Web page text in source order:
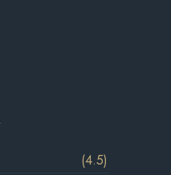
(4.5)